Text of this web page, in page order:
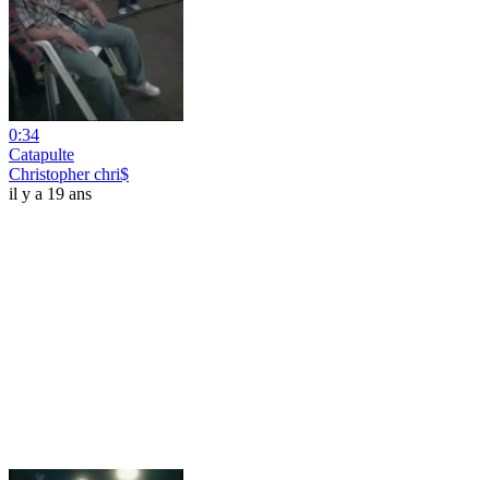
0:34
Catapulte
Christopher chri$
il y a 19 ans